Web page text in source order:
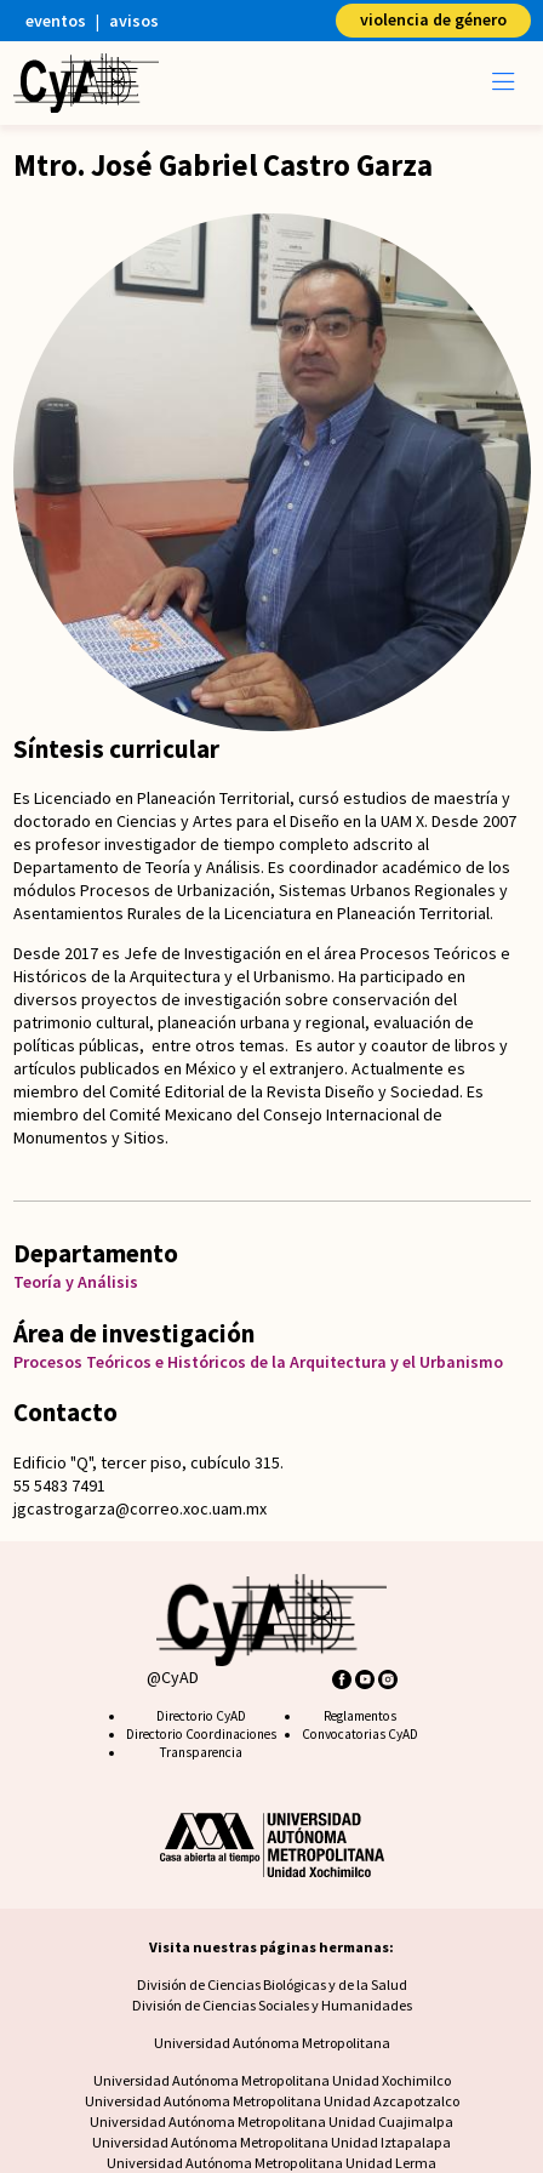
eventos | avisos violencia de género
Mtro. José Gabriel Castro Garza
Síntesis curricular
Es Licenciado en Planeación Territorial, cursó estudios de maestría y
doctorado en Ciencias y Artes para el Diseño en la UAM X. Desde 2007
es profesor investigador de tiempo completo adscrito al
Departamento de Teoría y Análisis. Es coordinador académico de los
módulos Procesos de Urbanización, Sistemas Urbanos Regionales y
Asentamientos Rurales de la Licenciatura en Planeación Territorial.
Desde 2017 es Jefe de Investigación en el área Procesos Teóricos e
Históricos de la Arquitectura y el Urbanismo. Ha participado en
diversos proyectos de investigación sobre conservación del
patrimonio cultural, planeación urbana y regional, evaluación de
políticas públicas, entre otros temas. Es autor y coautor de libros y
artículos publicados en México y el extranjero. Actualmente es
miembro del Comité Editorial de la Revista Diseño y Sociedad. Es
miembro del Comité Mexicano del Consejo Internacional de
Monumentos y Sitios.
Departamento
Teoría y Análisis
Área de investigación
Procesos Teóricos e Históricos de la Arquitectura y el Urbanismo
Contacto
Edificio "Q", tercer piso, cubículo 315.
55 5483 7491
jgcastrogarza@correo.xoc.uam.mx
@CyAD
Footer CyAD
Directorio CyAD
Directorio Coordinaciones
Transparencia
Footer FAQ
Reglamentos
Convocatorias CyAD
Visita nuestras páginas hermanas:
Visita nuestras páginas hermanas
División de Ciencias Biológicas y de la Salud
División de Ciencias Sociales y Humanidades
Universidad Autónoma Metropolitana
Footer UAM unidad
Universidad Autónoma Metropolitana Unidad Xochimilco
Universidad Autónoma Metropolitana Unidad Azcapotzalco
Universidad Autónoma Metropolitana Unidad Cuajimalpa
Universidad Autónoma Metropolitana Unidad Iztapalapa
Universidad Autónoma Metropolitana Unidad Lerma